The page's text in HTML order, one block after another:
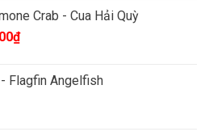
Crab - Cua Hải Quỳ
₫Giá
là:
- Flagfin Angelfish